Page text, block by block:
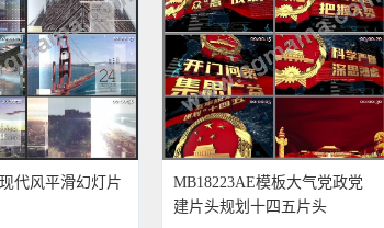
代风平滑幻灯片
MB18223AE模板大气党政党
建片头规划十四五片头